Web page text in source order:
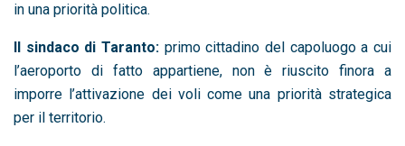
in una priorità politica.
Il sindaco di Taranto: primo cittadino del capoluogo a cui
l’aeroporto di fatto appartiene, non è riuscito finora a
imporre l’attivazione dei voli come una priorità strategica
per il territorio.